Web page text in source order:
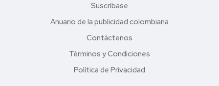
Suscríbase
Anuario de la publicidad colombiana
Contáctenos
Términos y Condiciones
Política de Privacidad